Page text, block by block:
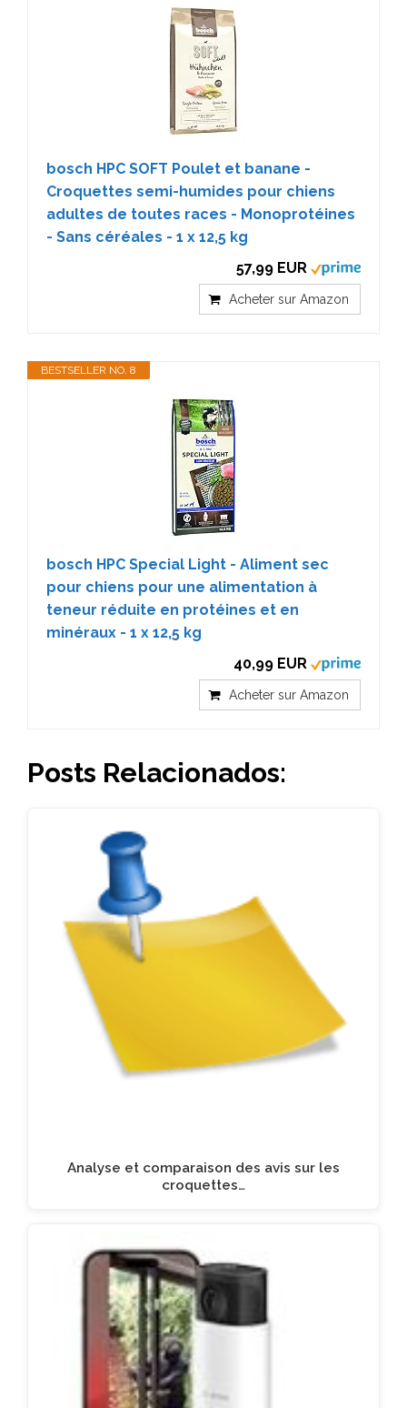
bosch HPC SOFT Poulet et banane -
Croquettes semi-humides pour chiens
adultes de toutes races - Monoprotéines
- Sans céréales - 1 x 12,5 kg
57,99 EUR
Acheter sur Amazon
BESTSELLER NO. 8
bosch HPC Special Light - Aliment sec
pour chiens pour une alimentation à
teneur réduite en protéines et en
minéraux - 1 x 12,5 kg
40,99 EUR
Acheter sur Amazon
Posts Relacionados:
Analyse et comparaison des avis sur les
croquettes…